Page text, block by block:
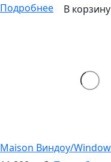
Подробнее
В корзину
Maison Виндоу/